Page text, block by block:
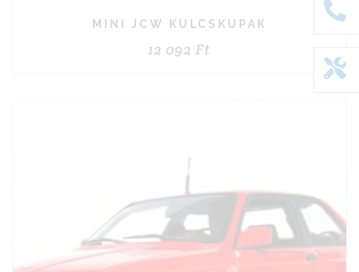
MINI JCW KULCSKUPAK
12 092 Ft